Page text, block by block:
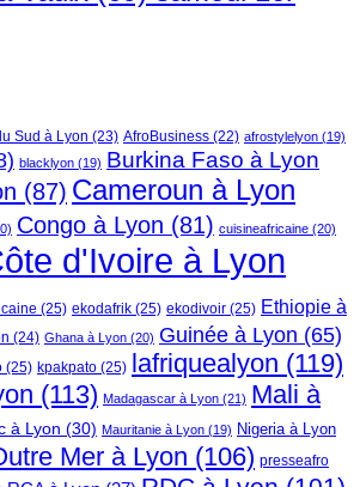
Sud à Lyon (23) AfroBusiness (22) afrostylelyon (19)
blacklyon (19) Burkina Faso à Lyon
(87) Cameroun à Lyon
Congo à Lyon (81) cuisineafricaine (20)
d'Ivoire à Lyon
(25) ekodafrik (25) ekodivoir (25) Ethiopie à
(24) Ghana à Lyon (20) Guinée à Lyon (65)
(25) kpakpato (25) lafriquealyon (119)
(113) Madagascar à Lyon (21) Mali à
à Lyon (30) Mauritanie à Lyon (19) Nigeria à Lyon
Mer à Lyon (106) presseafro